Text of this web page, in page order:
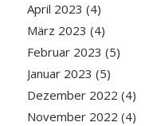
April 2023 (4)
März 2023 (4)
Februar 2023 (5)
Januar 2023 (5)
Dezember 2022 (4)
November 2022 (4)